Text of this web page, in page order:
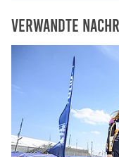
Verwandte